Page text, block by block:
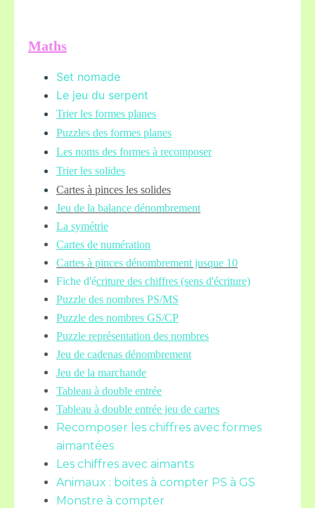
Maths
Set nomade
Le jeu du serpent
Trier les formes planes
Puzzles des formes planes
Les noms des formes à recomposer
Trier les solides
Cartes à pinces les solides
Jeu de la balance dénombrement
La symétrie
Cartes de numération
Cartes à pinces dénombrement jusque 10
Fiche d'écriture des chiffres (sens d'écriture)
Puzzle des nombres PS/MS
Puzzle des nombres GS/CP
Puzzle représentation des nombres
Jeu de cadenas dénombrement
Jeu de la marchande
Tableau à double entrée
Tableau à double entrée jeu de cartes
Recomposer les chiffres avec formes
aimantées
Les chiffres avec aimants
Animaux : boites à compter PS à GS
Monstre à compter